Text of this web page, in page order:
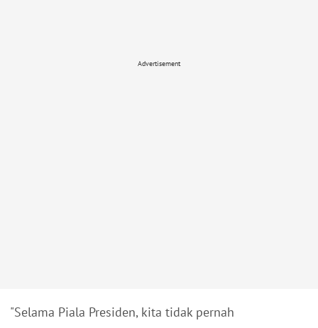
Advertisement
"Selama Piala Presiden, kita tidak pernah